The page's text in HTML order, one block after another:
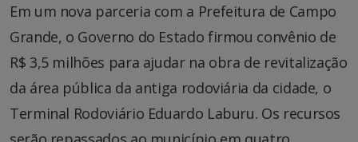
Em um nova parceria com a Prefeitura de Campo
Grande, o Governo do Estado firmou convênio de
R$ 3,5 milhões para ajudar na obra de revitalização
da área pública da antiga rodoviária da cidade, o
Terminal Rodoviário Eduardo Laburu. Os recursos